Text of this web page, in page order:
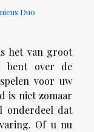
Duo
het van groot
bent over de
voor uw
is niet zomaar
onderdeel dat
Of u nu